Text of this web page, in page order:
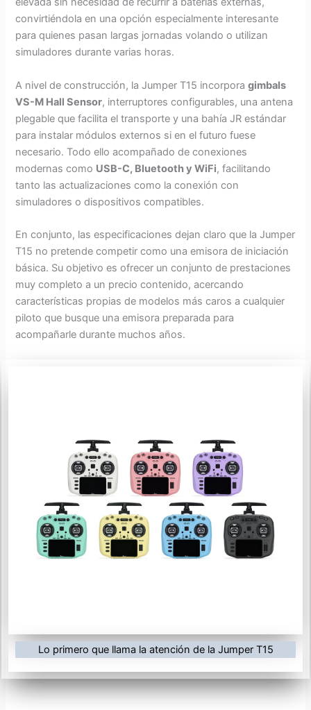
convirtiéndola en una opción especialmente interesante
para quienes pasan largas jornadas volando o utilizan
simuladores durante varias horas.
A nivel de construcción, la Jumper T15 incorporagimbals
VS-M Hall Sensor, interruptores configurables, una antena
plegable que facilita el transporte y una bahía JR estándar
para instalar módulos externos si en el futuro fuese
necesario. Todo ello acompañado de conexiones
modernas como USB-C, Bluetooth y WiFi, facilitando
tanto las actualizaciones como la conexión con
simuladores o dispositivos compatibles.
En conjunto, las especificaciones dejan claro que la Jumper
T15 no pretende competir como una emisora de iniciación
básica. Su objetivo es ofrecer un conjunto de prestaciones
muy completo a un precio contenido, acercando
características propias de modelos más caros a cualquier
piloto que busque una emisora preparada para
acompañarle durante muchos años.
Lo primero que llama la atención de la Jumper T15